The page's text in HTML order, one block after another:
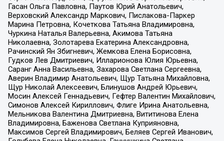
Гасан Ольга Павловна, Паутов Юрий Анатольевич,
Верховский Александр Маркович, Пислакова-Паркер
Марина Петровна, Кочеткова Татьяна Владимировна,
Чуркина Наталья Валерьевна, Акимова Татьяна
Николаевна, Золотарева Екатерина Александровна,
Рачинский Ян Збигневич, Жемкова Елена Борисовна,
Гудков Лев Дмитриевич, Илларионова Юлия Юрьевна,
Саранг Анна Васильевна, Захарова Светлана Сергеевна,
Аверин Владимир Анатольевич, Щур Татьяна Михайловна,
Щур Николай Алексеевич, Блинушов Андрей Юрьевич,
Мосин Алексей Геннадьевич, Гефтер Валентин Михайлович,
Симонов Алексей Кириллович, Флиге Ирина Анатольевна,
Мельникова Валентина Дмитриевна, Вититинова Елена
Владимировна, Баженова Светлана Куприяновна,
Максимов Сергей Владимирович, Беляев Сергей Иванович,